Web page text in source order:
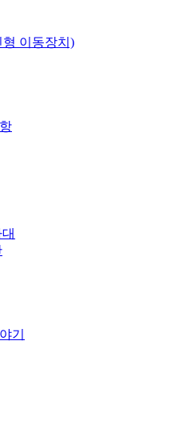
이동장치)
기